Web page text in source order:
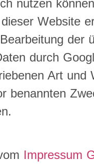
nutzen
Website
der
durch
Art und
benannten
Impressum